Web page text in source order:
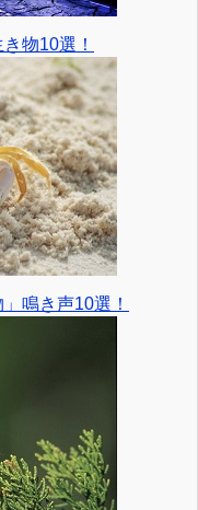
物10選！
鳴き声10選！